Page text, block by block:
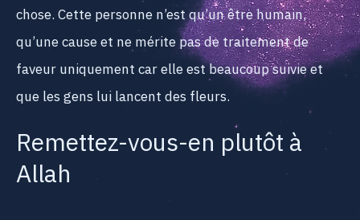
chose. Cette personne n’est qu’un être humain,
qu’une cause et ne mérite pas de traitement de
faveur uniquement car elle est beaucoup suivie et
que les gens lui lancent des fleurs.
Remettez-vous-en plutôt à
Allah